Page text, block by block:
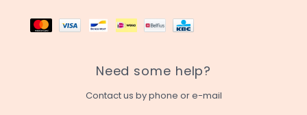
Need some help?
Contact us by phone or e-mail